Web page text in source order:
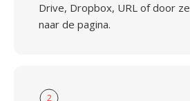
Drive, Dropbox, URL of door
naar de pagina.
2